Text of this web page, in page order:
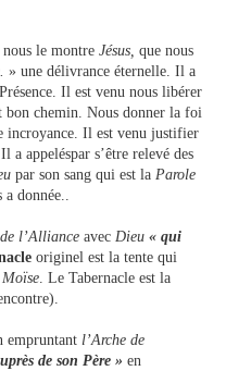
le montre Jésus, que nous
» une délivrance éternelle. Il a
Il est venu nous libérer
bon chemin. Nous donner la foi
incroyance. Il est venu justifier
a appeléspar s’être relevé des
par son sang qui est la Parole
donnée..
l’Alliance avec Dieu « qui
originel est la tente qui
Moïse. Le Tabernacle est la
empruntant l’Arche de
de son Père » en